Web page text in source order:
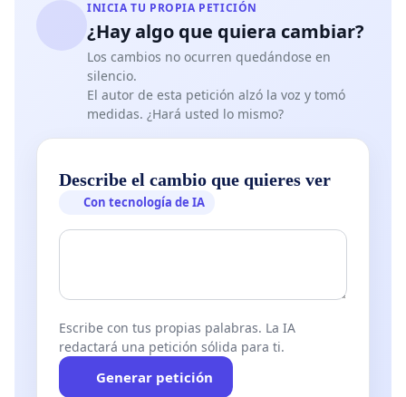
INICIA TU PROPIA PETICIÓN
¿Hay algo que quiera cambiar?
Los cambios no ocurren quedándose en
silencio.
El autor de esta petición alzó la voz y tomó
medidas. ¿Hará usted lo mismo?
Describe el cambio que quieres ver
Con tecnología de IA
Escribe con tus propias palabras. La IA
redactará una petición sólida para ti.
Generar petición